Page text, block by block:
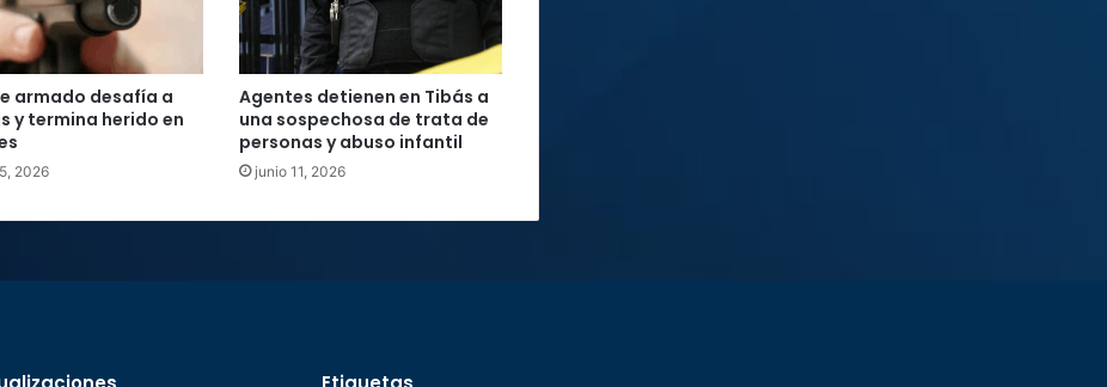
armado desafía a
y termina herido en
2026
Agentes detienen en Tibás a
una sospechosa de trata de
personas y abuso infantil
junio 11, 2026